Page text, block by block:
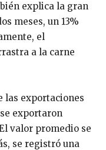
explica la gran
meses, un 13%
el
a la carne
las exportaciones
exportaron
valor promedio se
se registró una